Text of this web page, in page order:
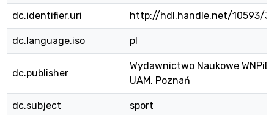
dc.identifier.uri http://hdl.handle.net/10593/
dc.language.iso pl
dc.publisher
Wydawnictwo Naukowe WNPiD
UAM, Poznań
dc.subject sport